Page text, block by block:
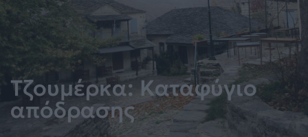
Τζουμέρκα: Καταφύγιο
απόδρασης